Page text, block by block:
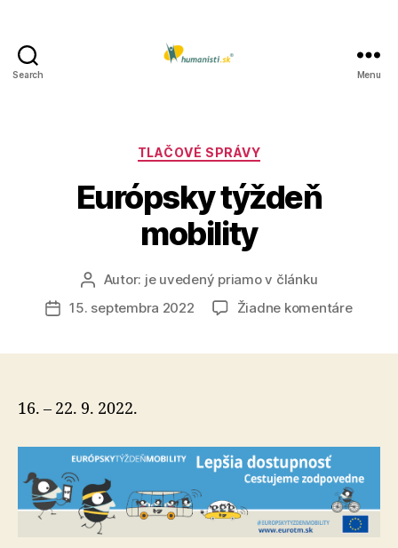
Search Menu
Kategórie
TLAČOVÉ SPRÁVY
Európsky týždeň
mobility
AutorAutor: je uvedený priamo v článku
Dátum
15. septembra 2022 Žiadne komentárena
16. – 22. 9. 2022.